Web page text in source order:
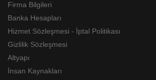
Firma Bilgileri
Banka Hesapları
Hizmet Sözleşmesi - İptal Politikası
Gizlilik Sözleşmesi
Altyapı
İnsan Kaynakları